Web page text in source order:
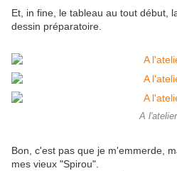
Et, in fine, le tableau au tout début,
dessin préparatoire.
A
Bon, c'est pas que je m'emmerde,
mes vieux "Spirou".